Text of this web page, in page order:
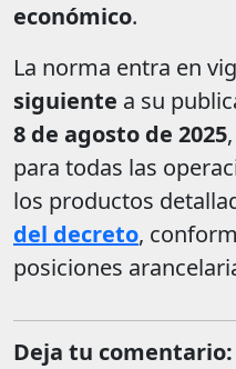
económico.
La norma entra en
siguiente a su
8 de agosto de 2025
para todas las
los productos
del decreto,
posiciones
Deja tu comentario: